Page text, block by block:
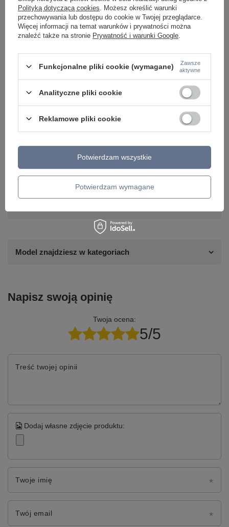
279,00 zł / szt.
335,00 zł
Potrzebujesz pomocy? Masz pytania lub
chcesz lepszą cenę?
szybko i przygotujemy indywidualną ofertę
Napisz do nas
Model znajdziesz w kategoriach
Napisz swoją opinię
Twoja ocena:
5/5
Treść twojej opinii
Dodaj własne zdjęcie produktu:
Twoje imię
Twój email
Polityką dotyczącą cookies . Możesz określić warunki
przechowywania lub dostępu do cookie w Twojej przeglądarce.
Więcej informacji na temat warunków i prywatności można
znaleźć także na stronie Prywatność i warunki Google
Funkcjonalne pliki cookie (wymagane)
Zawsze
aktywne
Analityczne pliki cookie
Reklamowe pliki cookie
Potwierdzam wymagane
Potwierdzam wszystkie